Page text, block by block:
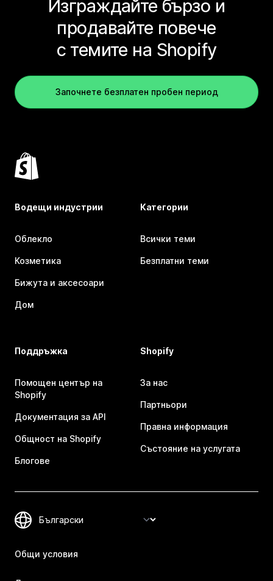
Изграждайте бързо и
продавайте повече
с темите на Shopify
Започнете безплатен пробен период
Водещи индустрии
Облекло
Козметика
Бижута и аксесоари
Дом
Категории
Всички теми
Безплатни теми
Поддръжка
Помощен център на
Shopify
Документация за API
Общност на Shopify
Блогове
Shopify
За нас
Партньори
Правна информация
Състояние на услугата
Общи условия